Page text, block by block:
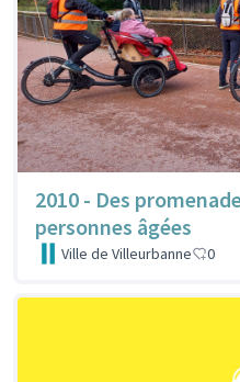
2010 - Des
personnes âgées
Ville de Villeurbanne 0